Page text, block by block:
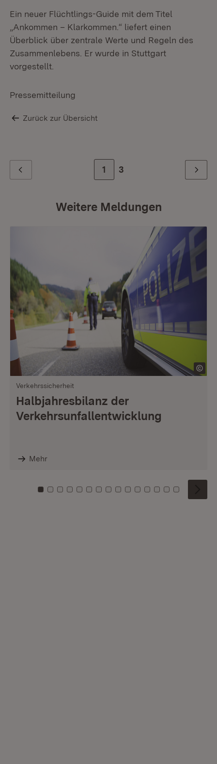
Ein neuer Flüchtlings-Guide mit dem Titel
„Ankommen – Klarkommen.“ liefert einen
Überblick über zentrale Werte und Regeln des
Zusammenlebens. Er wurde in Stuttgart
vorgestellt.
Pressemitteilung
Zurück zur Übersicht
Zur Seite
1 Zur letzten Seite
3 Weiter
Weitere Meldungen
Verkehrssicherheit
Halbjahresbilanz der
Verkehrsunfallentwicklung
Mehr
Zu Kachel: 0
Zu Kachel: 1
Zu Kachel: 2
Zu Kachel: 3
Zu Kachel: 4
Zu Kachel: 5
Zu Kachel: 6
Zu Kachel: 7
Zu Kachel: 8
Zu Kachel: 9
Zu Kachel: 10
Zu Kachel: 11
Zu Kachel: 12
Zu Kachel:
Zu